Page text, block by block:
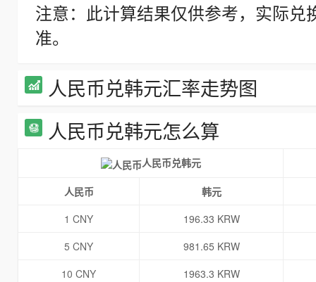
注意：此计算结果仅供参考，实际
准。
人民币兑韩元汇率走势图
人民币兑韩元怎么算
人民币兑韩元
人民币
韩元
1 CNY
196.33 KRW
5 CNY
981.65 KRW
10 CNY
1963.3 KRW